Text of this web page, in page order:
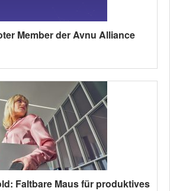
Member der Avnu Alliance
Faltbare Maus für produktives